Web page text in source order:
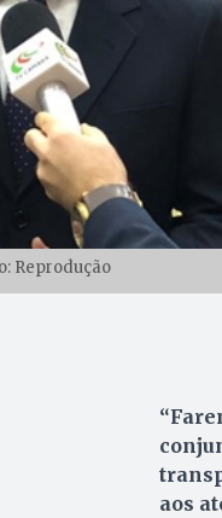
Reprodução
aos